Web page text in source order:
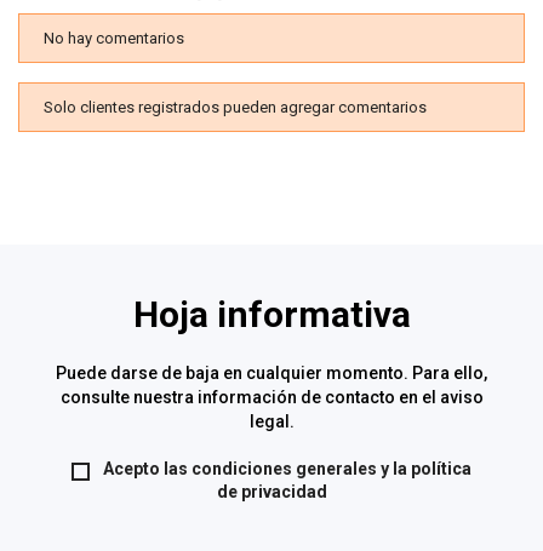
No hay comentarios
Solo clientes registrados pueden agregar comentarios
Hoja informativa
Puede darse de baja en cualquier momento. Para ello,
consulte nuestra información de contacto en el aviso
legal.
Acepto las condiciones generales y la política
de privacidad